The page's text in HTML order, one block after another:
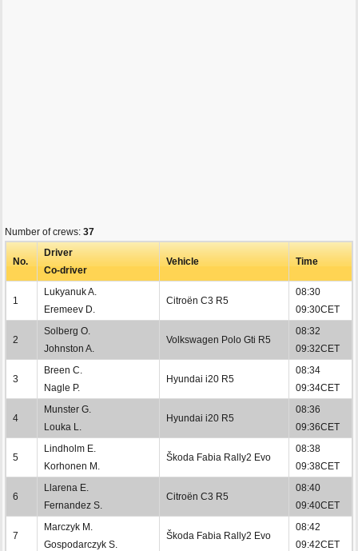
Number of crews: 37
No.
Driver
Co-driver
Vehicle Time
1
Lukyanuk A.
Eremeev D.
Citroën C3 R5
08:30
09:30CET
2
Solberg O.
Johnston A.
Volkswagen Polo Gti R5
08:32
09:32CET
3
Breen C.
Nagle P.
Hyundai i20 R5
08:34
09:34CET
4
Munster G.
Louka L.
Hyundai i20 R5
08:36
09:36CET
5
Lindholm E.
Korhonen M.
Škoda Fabia Rally2 Evo
08:38
09:38CET
6
Llarena E.
Fernandez S.
Citroën C3 R5
08:40
09:40CET
7
Marczyk M.
Gospodarczyk S.
Škoda Fabia Rally2 Evo
08:42
09:42CET